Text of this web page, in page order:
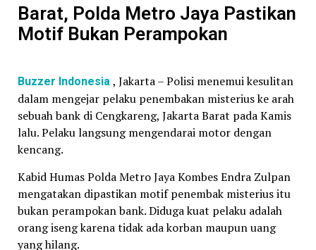
Barat, Polda Metro Jaya Pastikan
Motif Bukan Perampokan
Buzzer Indonesia, Jakarta – Polisi menemui kesulitan
dalam mengejar pelaku penembakan misterius ke arah
sebuah bank di Cengkareng, Jakarta Barat pada Kamis
lalu. Pelaku langsung mengendarai motor dengan
kencang.
Kabid Humas Polda Metro Jaya Kombes Endra Zulpan
mengatakan dipastikan motif penembak misterius itu
bukan perampokan bank. Diduga kuat pelaku adalah
orang iseng karena tidak ada korban maupun uang
yang hilang.